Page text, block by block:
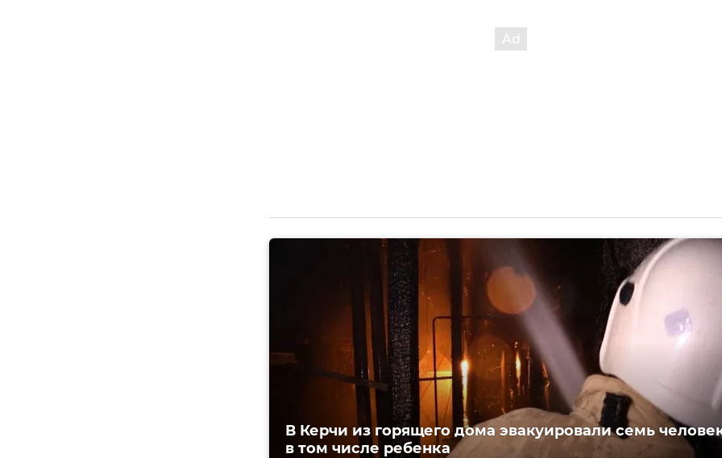
В Керчи из горящего дома эвакуировали семь
в том числе ребенка